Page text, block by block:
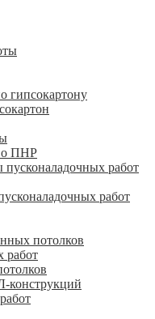
гипсокартону
о ПНР
работ
работ
потолков
работ
конструкций